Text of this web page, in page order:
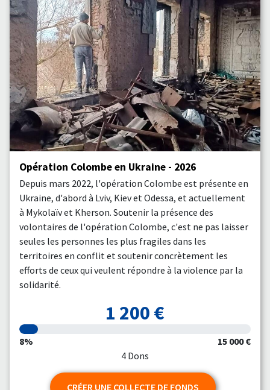
Opération Colombe en Ukraine - 2026
Depuis mars 2022, l'opération Colombe est présente en
Ukraine, d'abord à Lviv, Kiev et Odessa, et actuellement
à Mykolaïv et Kherson. Soutenir la présence des
volontaires de l'opération Colombe, c'est ne pas laisser
seules les personnes les plus fragiles dans les
territoires en conflit et soutenir concrètement les
efforts de ceux qui veulent répondre à la violence par la
solidarité.
1 200 €
8%
15 000 €
4 Dons
CRÉER UNE COLLECTE DE FONDS